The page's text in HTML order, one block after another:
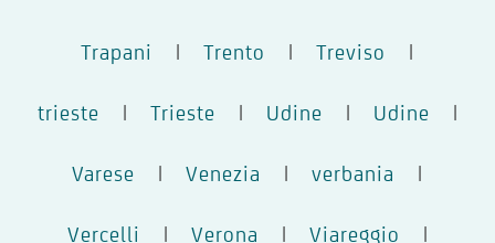
Trapani | Trento | Treviso |
trieste | Trieste | Udine | Udine |
Varese | Venezia | verbania |
Vercelli | Verona | Viareggio |